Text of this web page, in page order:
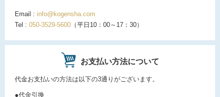
Email : info@kogensha.com
Tel : 050-3529-5600 （平日10：00～17：30）
お支払い方法について
代金お支払いの方法は以下の3通りがございます。
●代金引換